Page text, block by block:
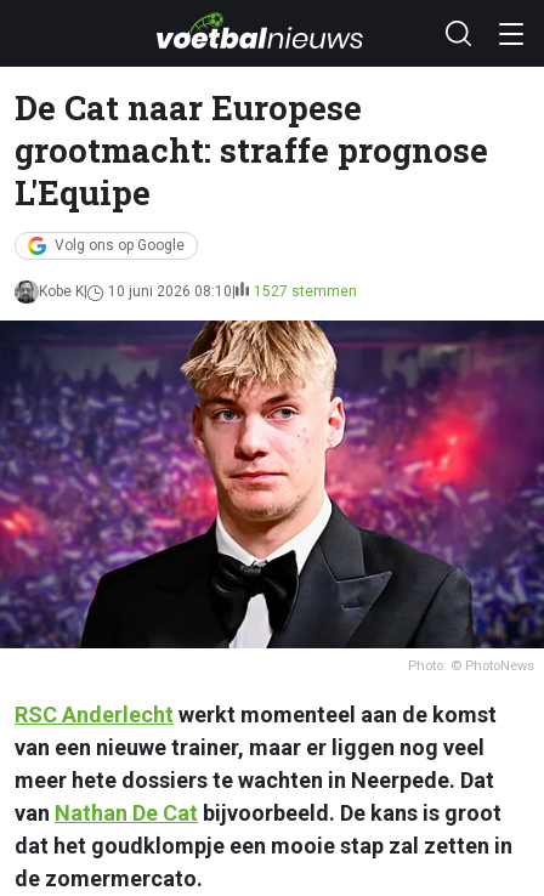
De Cat naar Europese
grootmacht: straffe prognose
L'Equipe
Volg ons op Google
Kobe K 10 juni 2026 08:10 1527 stemmen
Photo: © PhotoNews
RSCAnderlecht werkt momenteel aan de komst
van een nieuwe trainer, maar er liggen nog veel
meer hete dossiers te wachten in Neerpede. Dat
van Nathan De Cat bijvoorbeeld. De kans is groot
dat het goudklompje een mooie stap zal zetten in
de zomermercato.